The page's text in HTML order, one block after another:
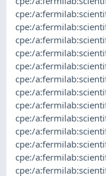
cpe:/
cpe:/
cpe:/
cpe:/
cpe:/
cpe:/
cpe:/
cpe:/
cpe:/
cpe:/
cpe:/
cpe:/
cpe:/